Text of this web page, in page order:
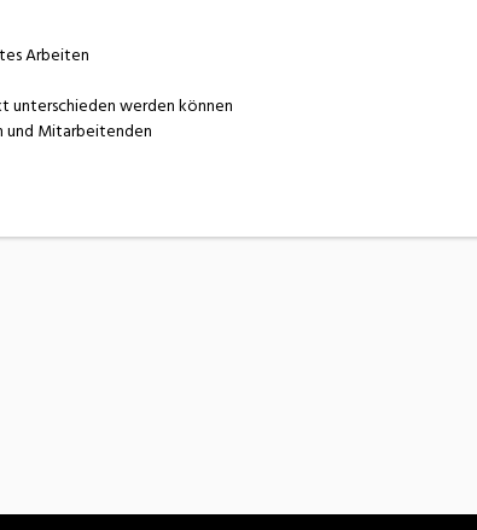
Arbeiten
unterschieden werden können
und Mitarbeitenden